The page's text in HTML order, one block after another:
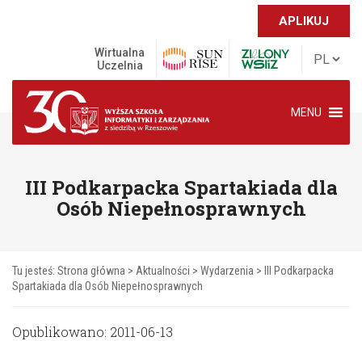
APLIKUJ
Wirtualna
Uczelnia
MENU
III Podkarpacka Spartakiada dla
Osób Niepełnosprawnych
Tu jesteś: Strona główna > Aktualności > Wydarzenia >
III Podkarpacka
Spartakiada dla Osób Niepełnosprawnych
Opublikowano: 2011-06-13